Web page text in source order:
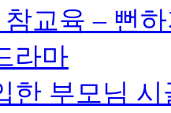
교육 – 뻔
라마
한 부모님 시